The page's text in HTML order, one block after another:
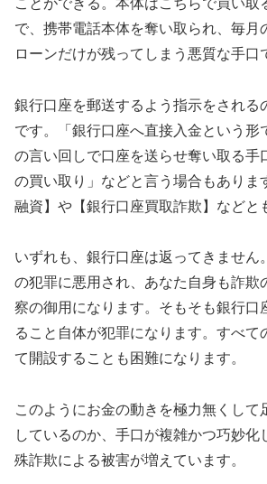
で、携帯電話本体を奪い取られ、毎月
ローンだけが残ってしまう悪質な手口
銀行口座を郵送するよう指示をされる
です。「銀行口座へ直接入金という形
の言い回しで口座を送らせ奪い取る手
の買い取り」などと言う場合もありま
融資】や【銀行口座買取詐欺】などと
いずれも、銀行口座は返ってきません
の犯罪に悪用され、あなた自身も詐欺
察の御用になります。そもそも銀行口
ること自体が犯罪になります。すべて
て開設することも困難になります。
このようにお金の動きを極力無くして
しているのか、手口が複雑かつ巧妙化
殊詐欺による被害が増えています。